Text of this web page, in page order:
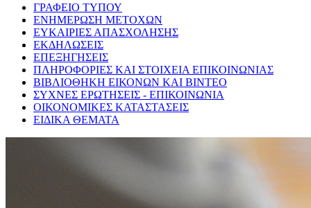
ΓΡΑΦΕΙΟ ΤΥΠΟΥ
ΕΝΗΜΕΡΩΣΗ ΜΕΤΟΧΩΝ
ΕΥΚΑΙΡΙΕΣ ΑΠΑΣΧΟΛΗΣΗΣ
ΕΚΔΗΛΩΣΕΙΣ
ΕΠΕΞΗΓΗΣΕΙΣ
ΠΛΗΡΟΦΟΡΙΕΣ ΚΑΙ ΣΤΟΙΧΕΙΑ ΕΠΙΚΟΙΝΩΝΙΑΣ
ΒΙΒΛΙΟΘΗΚΗ ΕΙΚΟΝΩΝ ΚΑΙ ΒΙΝΤΕΟ
ΣΥΧΝΕΣ ΕΡΩΤΗΣΕΙΣ - ΕΠΙΚΟΙΝΩΝΙΑ
ΟΙΚΟΝΟΜΙΚΕΣ ΚΑΤΑΣΤΑΣΕΙΣ
ΕΙΔΙΚΑ ΘΕΜΑΤΑ